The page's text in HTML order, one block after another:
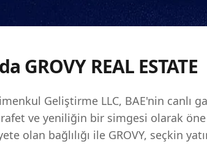
fırsatları arayan önemli bir
devam ederken, BAE'de lüks
GROVY REAL ESTATE
Geliştirme LLC, BAE'nin canlı
ve yeniliğin bir simgesi olarak öne
olan bağlılığı ile GROVY, seçkin